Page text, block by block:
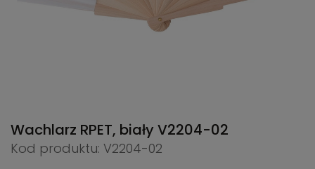
Wachlarz RPET, białyV2204-02
Kod produktu: V2204-02